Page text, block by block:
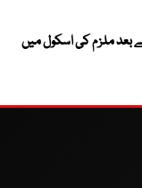
بعد ملزم کی اسکول میں